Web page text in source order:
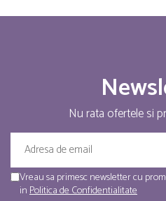
Nu rata ofertele si
Vreau sa primesc newsletter cu
inPolitica de Confidentialitate